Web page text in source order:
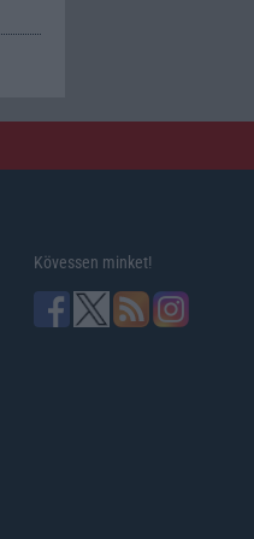
Kövessen minket!